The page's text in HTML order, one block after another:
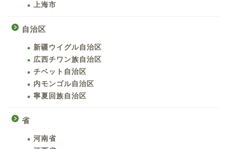
上海市
自治区
新疆ウイグル自治区
広西チワン族自治区
チベット自治区
内モンゴル自治区
寧夏回族自治区
省
河南省